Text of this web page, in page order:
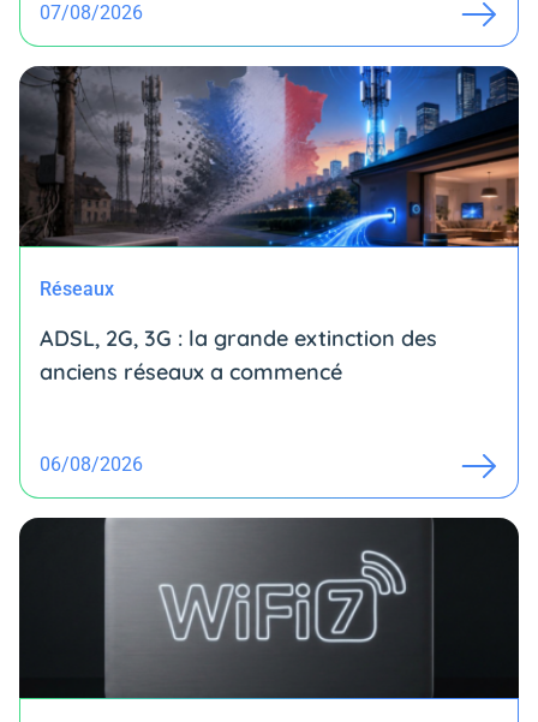
07/08/2026
Réseaux
ADSL, 2G, 3G : la grande extinction des
anciens réseaux a commencé
06/08/2026